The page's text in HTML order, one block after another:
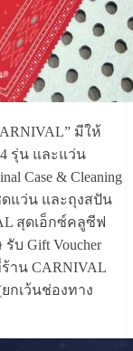
มีให้
รุ่น และแว่น
Case & Cleaning
ดแว่น และถุงสปัน
สุดเอ็กซ์คลูซีฟ
บ Gift Voucher
าน CARNIVAL
กเว้นช่องทาง